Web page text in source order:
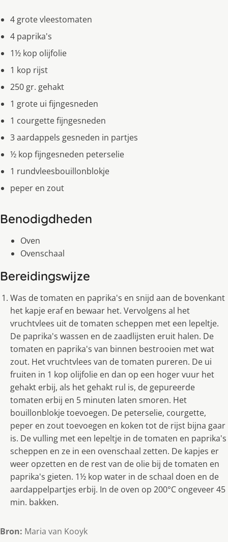
4 grote vleestomaten
4 paprika's
1½ kop olijfolie
1 kop rijst
250 gr. gehakt
1 grote ui fijngesneden
1 courgette fijngesneden
3 aardappels gesneden in partjes
½ kop fijngesneden peterselie
1 rundvleesbouillonblokje
peper en zout
Benodigdheden
Oven
Ovenschaal
Bereidingswijze
Was de tomaten en paprika's en snijd aan de bovenkant
het kapje eraf en bewaar het. Vervolgens al het
vruchtvlees uit de tomaten scheppen met een lepeltje.
De paprika's wassen en de zaadlijsten eruit halen. De
tomaten en paprika's van binnen bestrooien met wat
zout. Het vruchtvlees van de tomaten pureren. De ui
fruiten in 1 kop olijfolie en dan op een hoger vuur het
gehakt erbij, als het gehakt rul is, de gepureerde
tomaten erbij en 5 minuten laten smoren. Het
bouillonblokje toevoegen. De peterselie, courgette,
peper en zout toevoegen en koken tot de rijst bijna gaar
is. De vulling met een lepeltje in de tomaten en paprika's
scheppen en ze in een ovenschaal zetten. De kapjes er
weer opzetten en de rest van de olie bij de tomaten en
paprika's gieten. 1½ kop water in de schaal doen en de
aardappelpartjes erbij. In de oven op 200°C ongeveer 45
min. bakken.
Bron: Maria van Kooyk